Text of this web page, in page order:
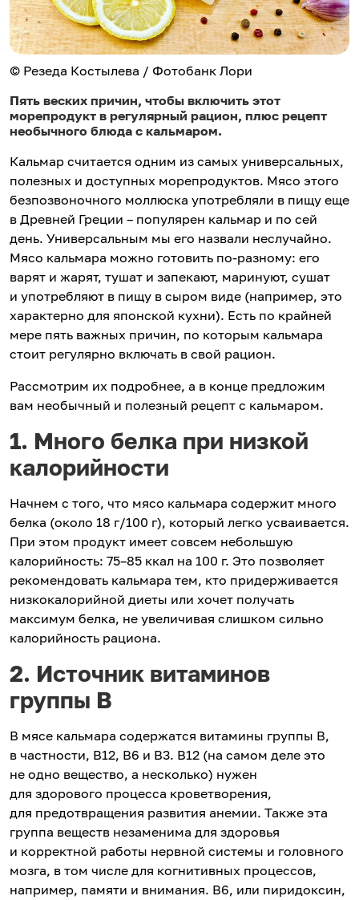
© Резеда Костылева / Фотобанк Лори
Пять веских причин, чтобы включить этот
морепродукт в регулярный рацион, плюс рецепт
необычного блюда с кальмаром.
Кальмар считается одним из самых универсальных,
полезных и доступных морепродуктов. Мясо этого
безпозвоночного моллюска употребляли в пищу еще
в Древней Греции – популярен кальмар и по сей
день. Универсальным мы его назвали неслучайно.
Мясо кальмара можно готовить по-разному: его
варят и жарят, тушат и запекают, маринуют, сушат
и употребляют в пищу в сыром виде (например, это
характерно для японской кухни). Есть по крайней
мере пять важных причин, по которым кальмара
стоит регулярно включать в свой рацион.
Рассмотрим их подробнее, а в конце предложим
вам необычный и полезный рецепт с кальмаром.
1. Много белка при низкой
калорийности
Начнем с того, что мясо кальмара содержит много
белка (около 18 г/100 г), который легко усваивается.
При этом продукт имеет совсем небольшую
калорийность: 75–85 ккал на 100 г. Это позволяет
рекомендовать кальмара тем, кто придерживается
низкокалорийной диеты или хочет получать
максимум белка, не увеличивая слишком сильно
калорийность рациона.
2. Источник витаминов
группы В
В мясе кальмара содержатся витамины группы В,
в частности, В12, В6 и В3. В12 (на самом деле это
не одно вещество, а несколько) нужен
для здорового процесса кроветворения,
для предотвращения развития анемии. Также эта
группа веществ незаменима для здоровья
и корректной работы нервной системы и головного
мозга, в том числе для когнитивных процессов,
например, памяти и внимания. В6, или пиридоксин,